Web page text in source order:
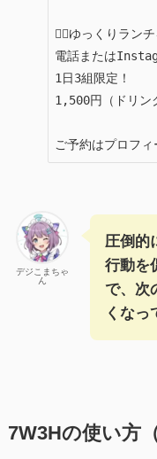
💁‍♀️ゆっくりラン
電話または
1日3組限定！
1,500円（ドリン
ご予約はプロフィ
デジこまちゃ
ん
圧倒的
行動を
で、次
くなっ
7W3Hの使い方